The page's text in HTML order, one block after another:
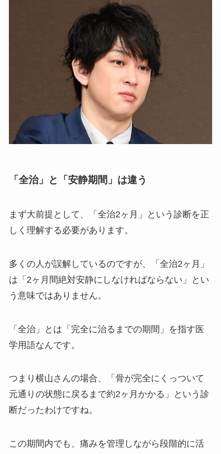
「全治」と「安静期間」は違う
まず大前提として、「全治2ヶ月」という診断を正
しく理解する必要があります。
多くの人が誤解しているのですが、「全治2ヶ月」
は「2ヶ月間絶対安静にしなければならない」とい
う意味ではありません。
「全治」とは「完全に治るまでの期間」を指す医
学用語なんです。
つまり横山さんの場合、「骨が完全にくっついて
元通りの状態に戻るまで約2ヶ月かかる」という診
断だったわけですね。
この期間内でも、痛みを管理しながら段階的に活